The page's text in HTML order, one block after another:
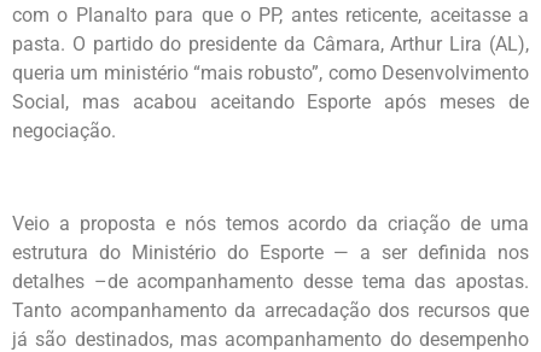
com o Planalto para que o PP, antes reticente, aceitasse a
pasta. O partido do presidente da Câmara, Arthur Lira (AL),
queria um ministério “mais robusto”, como Desenvolvimento
Social, mas acabou aceitando Esporte após meses de
negociação.
Veio a proposta e nós temos acordo da criação de uma
estrutura do Ministério do Esporte — a ser definida nos
detalhes –de acompanhamento desse tema das apostas.
Tanto acompanhamento da arrecadação dos recursos que
já são destinados, mas acompanhamento do desempenho